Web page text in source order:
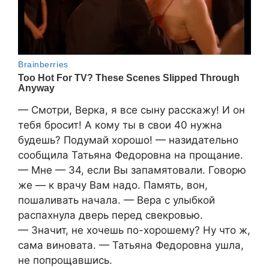
— Смотри, Верка, я все сыну расскажу! И он
тебя бросит! А кому ты в свои 40 нужна
будешь? Подумай хорошо! — назидательно
сообщила Татьяна Федоровна на прощание.
— Мне — 34, если Вы запамятовали. Говорю
же — к врачу Вам надо. Память, вон,
пошаливать начала. — Вера с улыбкой
распахнула дверь перед свекровью.
— Значит, не хочешь по-хорошему? Ну что ж,
сама виновата. — Татьяна Федоровна ушла,
не попрощавшись.